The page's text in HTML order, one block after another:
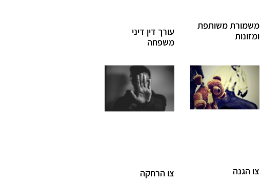
משמורת משותפת
ומזונות
עורך דין דיני
משפחה
צו הגנה צו הרחקה